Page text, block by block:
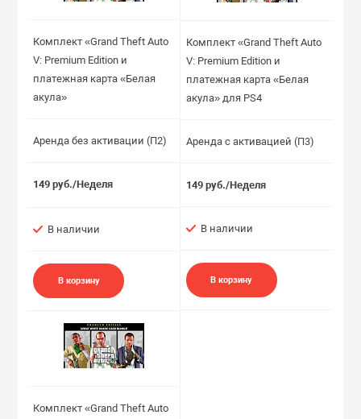
Комплект «Grand Theft Auto
V: Premium Edition и
платежная карта «Белая
акула»
Аренда без активации (П2)
149 руб./Неделя
В наличии
В корзину
Комплект «Grand Theft Auto
V: Premium Edition и
платежная карта «Белая
акула» для PS4
Аренда с активацией (П3)
149 руб./Неделя
В наличии
В корзину
Комплект «Grand Theft Auto